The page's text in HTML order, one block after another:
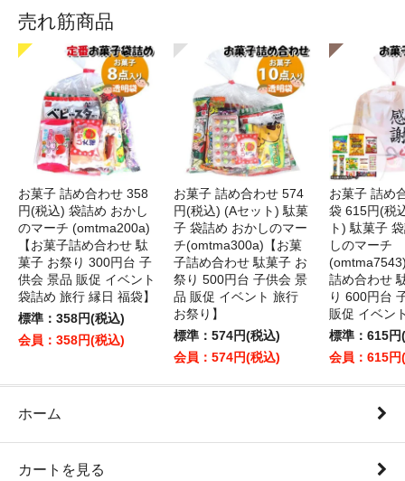
売れ筋商品
お菓子 詰め合わせ 358
円(税込) 袋詰め おかし
のマーチ (omtma200a)
【お菓子詰め合わせ 駄
菓子 お祭り 300円台 子
供会 景品 販促 イベント
袋詰め 旅行 縁日 福袋】
標準：358円(税込)
会員：358円(税込)
お菓子 詰め合わせ 574
円(税込) (Aセット) 駄菓
子 袋詰め おかしのマー
チ(omtma300a)【お菓
子詰め合わせ 駄菓子 お
祭り 500円台 子供会 景
品 販促 イベント 旅行
お祭り】
標準：574円(税込)
会員：574円(税込)
お菓子 詰め
袋 615円(税
ト) 駄菓子
しのマーチ
詰め合わせ
り 600円台
販促 イベン
標準：615円
会員：615円
ホーム
カートを見る